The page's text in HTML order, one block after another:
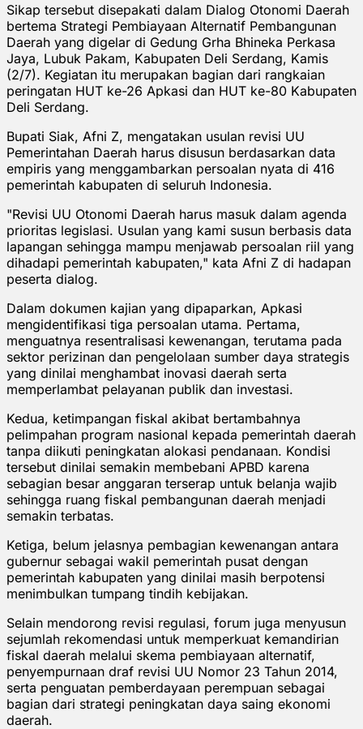
Sikap tersebut disepakati dalam Dialog Otonomi Daerah
bertema Strategi Pembiayaan Alternatif Pembangunan
Daerah yang digelar di Gedung Grha Bhineka Perkasa
Jaya, Lubuk Pakam, Kabupaten Deli Serdang, Kamis
(2/7). Kegiatan itu merupakan bagian dari rangkaian
peringatan HUT ke-26 Apkasi dan HUT ke-80 Kabupaten
Deli Serdang.
Bupati Siak, Afni Z, mengatakan usulan revisi UU
Pemerintahan Daerah harus disusun berdasarkan data
empiris yang menggambarkan persoalan nyata di 416
pemerintah kabupaten di seluruh Indonesia.
"Revisi UU Otonomi Daerah harus masuk dalam agenda
prioritas legislasi. Usulan yang kami susun berbasis data
lapangan sehingga mampu menjawab persoalan riil yang
dihadapi pemerintah kabupaten," kata Afni Z di hadapan
peserta dialog.
Dalam dokumen kajian yang dipaparkan, Apkasi
mengidentifikasi tiga persoalan utama. Pertama,
menguatnya resentralisasi kewenangan, terutama pada
sektor perizinan dan pengelolaan sumber daya strategis
yang dinilai menghambat inovasi daerah serta
memperlambat pelayanan publik dan investasi.
Kedua, ketimpangan fiskal akibat bertambahnya
pelimpahan program nasional kepada pemerintah daerah
tanpa diikuti peningkatan alokasi pendanaan. Kondisi
tersebut dinilai semakin membebani APBD karena
sebagian besar anggaran terserap untuk belanja wajib
sehingga ruang fiskal pembangunan daerah menjadi
semakin terbatas.
Ketiga, belum jelasnya pembagian kewenangan antara
gubernur sebagai wakil pemerintah pusat dengan
pemerintah kabupaten yang dinilai masih berpotensi
menimbulkan tumpang tindih kebijakan.
Selain mendorong revisi regulasi, forum juga menyusun
sejumlah rekomendasi untuk memperkuat kemandirian
fiskal daerah melalui skema pembiayaan alternatif,
penyempurnaan draf revisi UU Nomor 23 Tahun 2014,
serta penguatan pemberdayaan perempuan sebagai
bagian dari strategi peningkatan daya saing ekonomi
daerah.